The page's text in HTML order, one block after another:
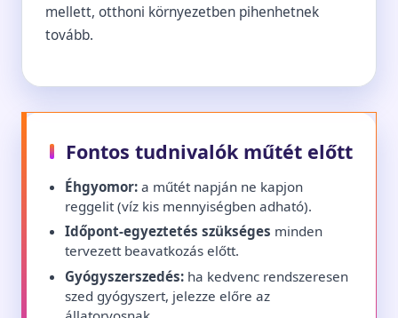
mellett, otthoni környezetben pihenhetnek
tovább.
Fontos tudnivalók műtét előtt
Éhgyomor: a műtét napján ne kapjon
reggelit (víz kis mennyiségben adható).
Időpont-egyeztetés szükséges minden
tervezett beavatkozás előtt.
Gyógyszerszedés: ha kedvenc rendszeresen
szed gyógyszert, jelezze előre az